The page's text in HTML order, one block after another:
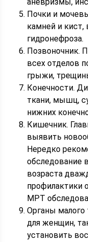
Почки и
камней и
гидронефроза.
Позвоночник.
всех отделов
грыжи,
Конечности.
ткани, мышц,
нижних
Кишечник.
выявить
Нередко
обследование
возраста
профилактики
МРТ
Органы малого
для женщин,
установить